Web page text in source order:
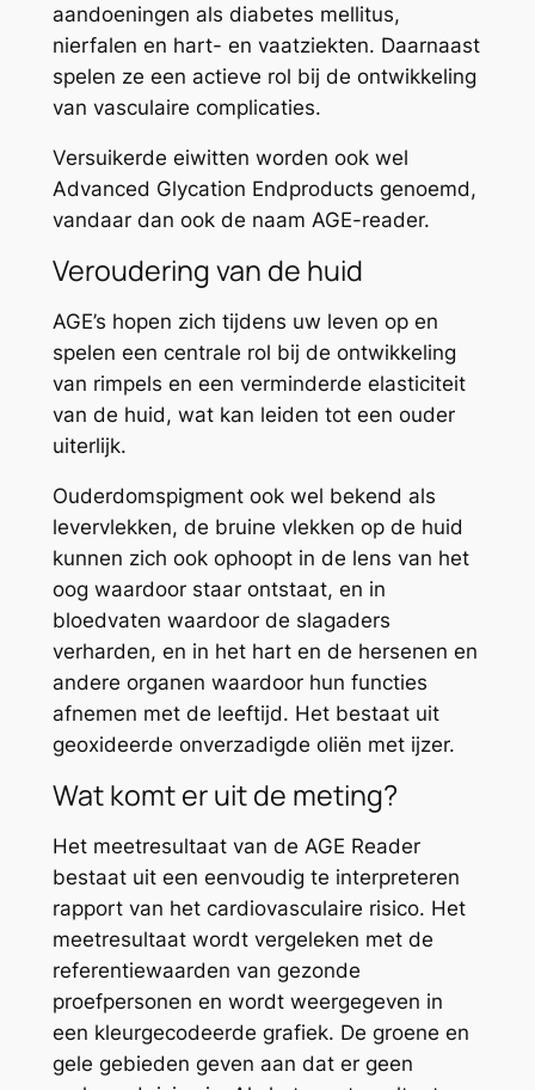
aandoeningen als diabetes mellitus,
nierfalen en hart- en vaatziekten. Daarnaast
spelen ze een actieve rol bij de ontwikkeling
van vasculaire complicaties.
Versuikerde eiwitten worden ook wel
Advanced Glycation Endproducts genoemd,
vandaar dan ook de naam AGE-reader.
Veroudering van de huid
AGE’s hopen zich tijdens uw leven op en
spelen een centrale rol bij de ontwikkeling
van rimpels en een verminderde elasticiteit
van de huid, wat kan leiden tot een ouder
uiterlijk.
Ouderdomspigment ook wel bekend als
levervlekken, de bruine vlekken op de huid
kunnen zich ook ophoopt in de lens van het
oog waardoor staar ontstaat, en in
bloedvaten waardoor de slagaders
verharden, en in het hart en de hersenen en
andere organen waardoor hun functies
afnemen met de leeftijd. Het bestaat uit
geoxideerde onverzadigde oliën met ijzer.
Wat komt er uit de meting?
Het meetresultaat van de AGE Reader
bestaat uit een eenvoudig te interpreteren
rapport van het cardiovasculaire risico. Het
meetresultaat wordt vergeleken met de
referentiewaarden van gezonde
proefpersonen en wordt weergegeven in
een kleurgecodeerde grafiek. De groene en
gele gebieden geven aan dat er geen